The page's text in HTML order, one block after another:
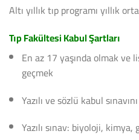
Altı yıllık tıp programı yıllık
Tıp Fakültesi Kabul Şartları
En az 17 yaşında olmak ve
geçmek
Yazılı ve sözlü kabul
Yazılı sınav: biyoloji,